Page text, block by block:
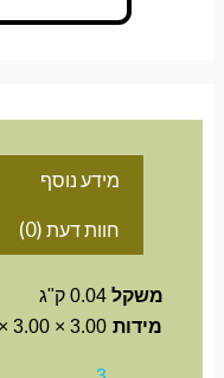
מידע נוסף
חוות דעת (0)
משקל 0.04 ק"ג
מידות 3.00 × 3.00 × 2.00 סנטימטרים